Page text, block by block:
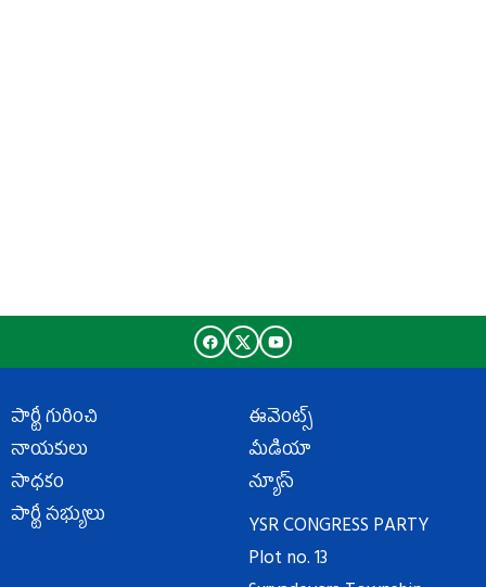
పార్టీ గురించి
నాయకులు
సాధకం
పార్టీ సభ్యులు
ఈవెంట్స్
మీడియా
న్యూస్
YSR CONGRESS PARTY
Plot no. 13